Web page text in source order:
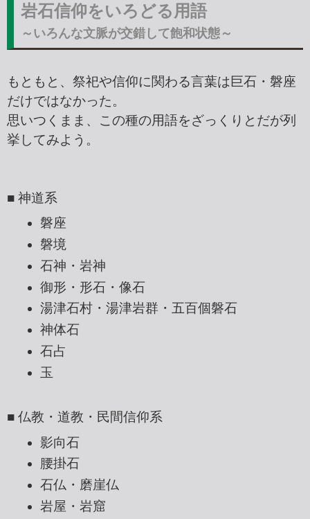
岩石信仰をいろどる用語
～いろんな文脈が交錯して飽和状態～
もともと、祭祀や信仰に関わる言葉は巨石・磐座
だけではなかった。
思いつくまま、この種の用語をざっくりとだが列
挙してみよう。
■ 神道系
磐座
磐境
石神・岩神
御形・形石・像石
湯津石村・湯津岩群・五百個磐石
神体石
石占
玉
■ 仏教・道教・民間信仰系
影向石
腰掛石
石仏・磨崖仏
岩屋・岩窟